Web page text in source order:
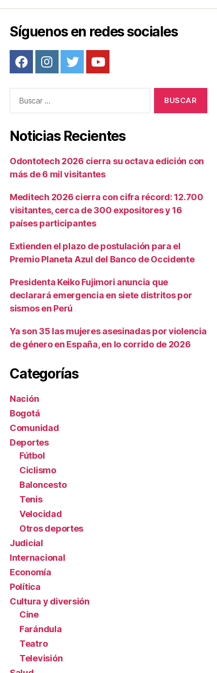
o
k
Síguenos en redes sociales
Noticias Recientes
Odontotech 2026 cierra su octava edición con
más de 6 mil visitantes
Meditech 2026 cierra con cifra récord: 12.700
visitantes, cerca de 300 expositores y 16
países participantes
Extienden el plazo de postulación para el
Premio Planeta Azul del Banco de Occidente
Presidenta Keiko Fujimori anuncia que
declarará emergencia en siete distritos por
sismos en Perú
Ya son 35 las mujeres asesinadas por violencia
de género en España, en lo corrido de 2026
Categorías
Nación
Bogotá
Comunidad
Deportes
Fútbol
Ciclismo
Baloncesto
Tenis
Velocidad
Otros deportes
Judicial
Internacional
Economía
Política
Cultura y diversión
Cine
Farándula
Teatro
Televisión